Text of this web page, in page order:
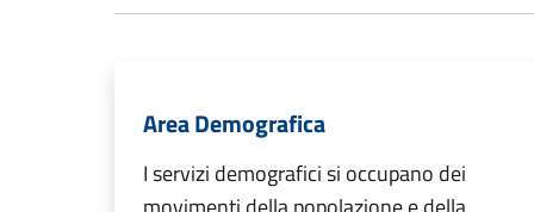
Area Demografica
I servizi demografici si occupano dei